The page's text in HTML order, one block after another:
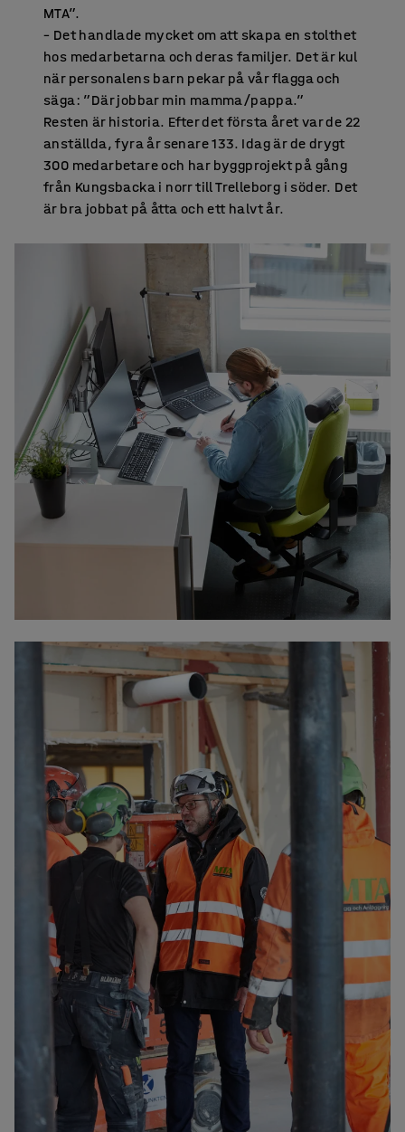
MTA”.
– Det handlade mycket om att skapa en stolthet
hos medarbetarna och deras familjer. Det är kul
när personalens barn pekar på vår flagga och
säga: ”Där jobbar min mamma/pappa.”
Resten är historia. Efter det första året var de 22
anställda, fyra år senare 133. Idag är de drygt
300 medarbetare och har byggprojekt på gång
från Kungsbacka i norr till Trelleborg i söder. Det
är bra jobbat på åtta och ett halvt år.